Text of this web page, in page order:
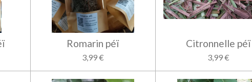
Romarin péï
3,99 €
Citronnelle péï
3,99 €